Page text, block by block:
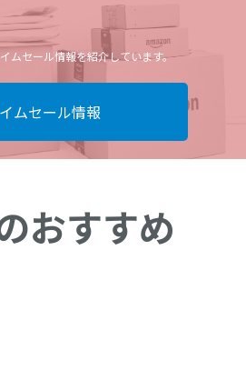
ムセール情報を紹介しています。
ムセール情報
おすすめ